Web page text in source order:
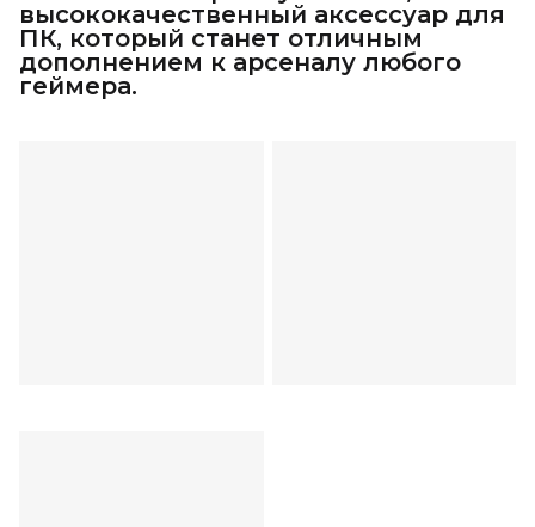
высококачественный аксессуар для
ПК, который станет отличным
дополнением к арсеналу любого
геймера.